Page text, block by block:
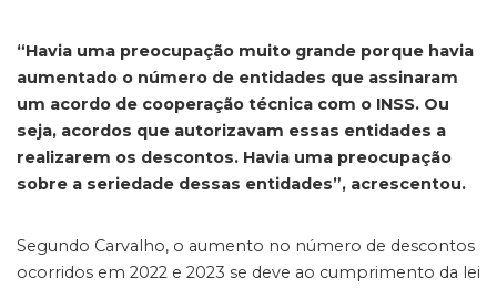
“Havia uma preocupação muito grande porque havia
aumentado o número de entidades que assinaram
um acordo de cooperação técnica com o INSS. Ou
seja, acordos que autorizavam essas entidades a
realizarem os descontos. Havia uma preocupação
sobre a seriedade dessas entidades”, acrescentou.
Segundo Carvalho, o aumento no número de descontos
ocorridos em 2022 e 2023 se deve ao cumprimento da lei